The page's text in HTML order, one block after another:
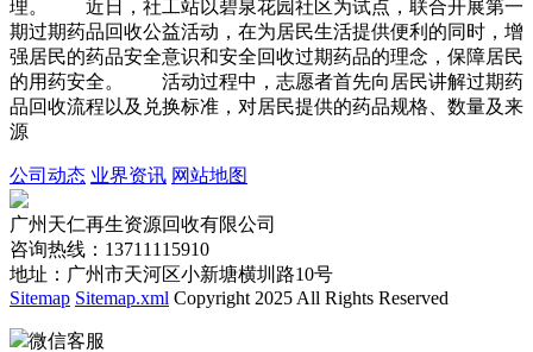
理。 近日，社工站以碧泉花园社区为试点，联合开展第一
期过期药品回收公益活动，在为居民生活提供便利的同时，增
强居民的药品安全意识和安全回收过期药品的理念，保障居民
的用药安全。 活动过程中，志愿者首先向居民讲解过期药
品回收流程以及兑换标准，对居民提供的药品规格、数量及来
源
公司动态 业界资讯 网站地图
广州天仁再生资源回收有限公司
咨询热线：13711115910
地址：广州市天河区小新塘横圳路10号
Sitemap Sitemap.xml Copyright 2025 All Rights Reserved
微信客服